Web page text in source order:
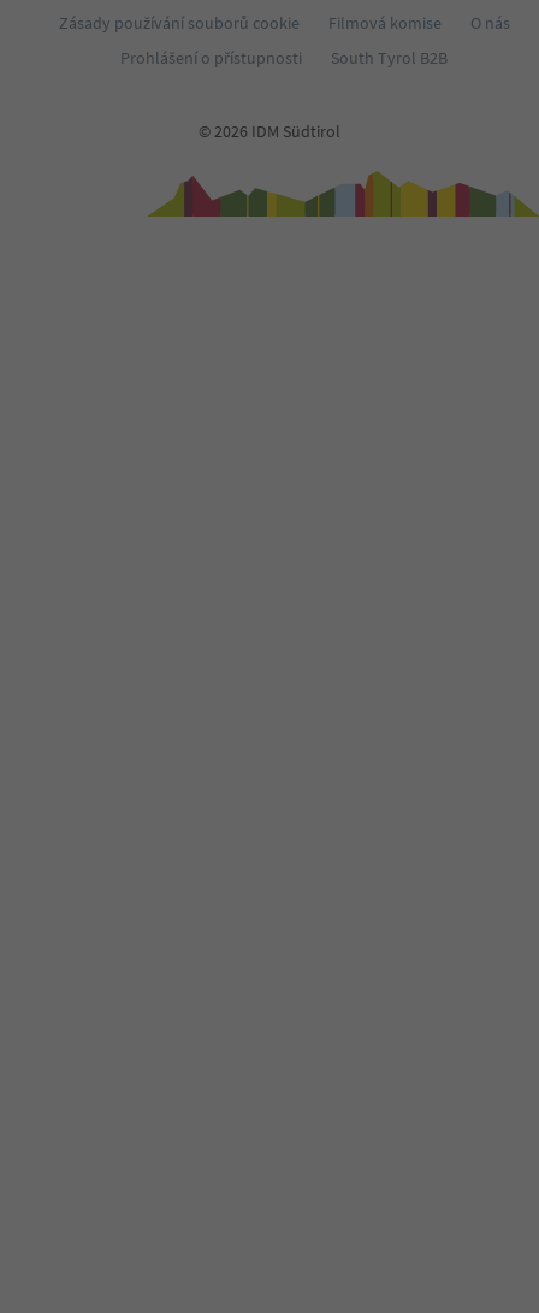
Zásady používání souborů cookie
Filmová komise
O nás
Prohlášení o přístupnosti
South Tyrol B2B
© 2026 IDM Südtirol